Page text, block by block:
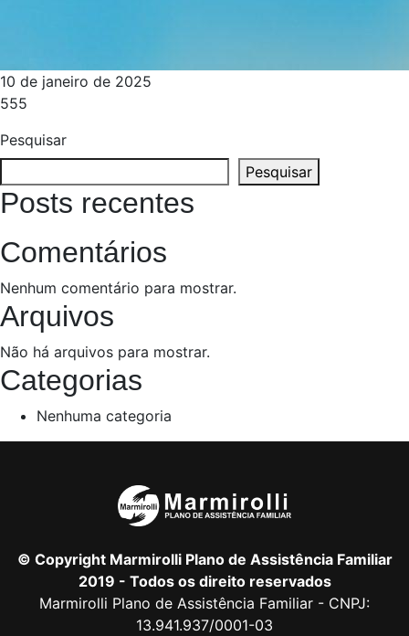
10 de janeiro de 2025
555
Pesquisar
Pesquisar
Posts recentes
Comentários
Nenhum comentário para mostrar.
Arquivos
Não há arquivos para mostrar.
Categorias
Nenhuma categoria
© Copyright Marmirolli Plano de Assistência Familiar
2019 - Todos os direito reservados
Marmirolli Plano de Assistência Familiar - CNPJ:
13.941.937/0001-03